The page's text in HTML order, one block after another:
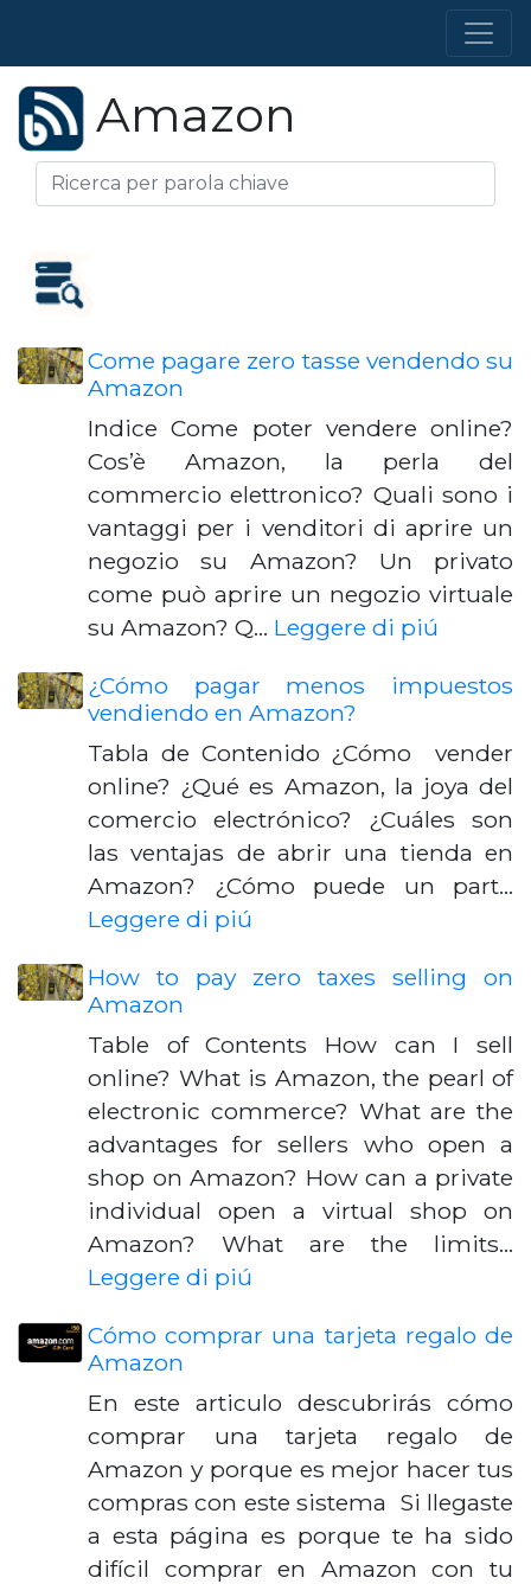
Amazon
Come pagare zero tasse vendendo su
Amazon
Indice Come poter vendere online?
Cos’è Amazon, la perla del
commercio elettronico? Quali sono i
vantaggi per i venditori di aprire un
negozio su Amazon? Un privato
come può aprire un negozio virtuale
su Amazon? Q… Leggere di piú
¿Cómo pagar menos impuestos
vendiendo en Amazon?
Tabla de Contenido ¿Cómo vender
online? ¿Qué es Amazon, la joya del
comercio electrónico? ¿Cuáles son
las ventajas de abrir una tienda en
Amazon? ¿Cómo puede un part…
Leggere di piú
How to pay zero taxes selling on
Amazon
Table of Contents How can I sell
online? What is Amazon, the pearl of
electronic commerce? What are the
advantages for sellers who open a
shop on Amazon? How can a private
individual open a virtual shop on
Amazon? What are the limits…
Leggere di piú
Cómo comprar una tarjeta regalo de
Amazon
En este articulo descubrirás cómo
comprar una tarjeta regalo de
Amazon y porque es mejor hacer tus
compras con este sistema Si llegaste
a esta página es porque te ha sido
difícil comprar en Amazon con tu